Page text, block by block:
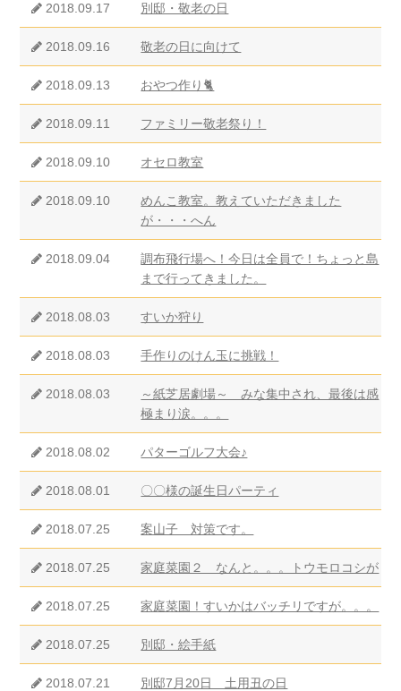
2018.09.17 別邸・敬老の日
2018.09.16 敬老の日に向けて
2018.09.13 おやつ作り🐈
2018.09.11 ファミリー敬老祭り！
2018.09.10 オセロ教室
2018.09.10
めんこ教室。教えていただきました
が・・・へん
2018.09.04
調布飛行場へ！今日は全員で！ちょっと島
まで行ってきました。
2018.08.03 すいか狩り
2018.08.03 手作りのけん玉に挑戦！
2018.08.03
～紙芝居劇場～ みな集中され、最後は感
極まり涙。。。
2018.08.02 パターゴルフ大会♪
2018.08.01 〇〇様の誕生日パーティ
2018.07.25 案山子 対策です。
2018.07.25 家庭菜園２ なんと。。。トウモロコシが
2018.07.25 家庭菜園！すいかはバッチリですが。。。
2018.07.25 別邸・絵手紙
2018.07.21 別邸7月20日 土用丑の日